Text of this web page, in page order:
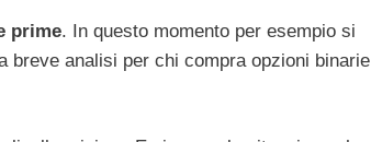
prime. In questo momento per esempio si
breve analisi per chi compra opzioni binarie